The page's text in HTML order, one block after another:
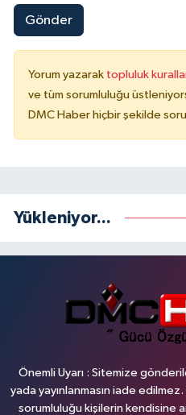
Gönder
Yorum yazarak topluluk
ve tüm sorumluluğu
DMC Haber hiçbir şekilde
Yükleniyor...
Önemli Uyarı : Sitemize
yada yayınlanmasın iade
sorumluluğu kişilerin kendisine